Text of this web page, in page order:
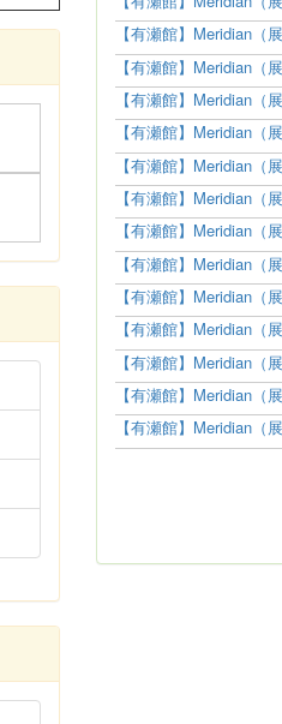
【有瀬館】Meridian（
【有瀬館】Meridian（
【有瀬館】Meridian（
【有瀬館】Meridian（
【有瀬館】Meridian（
【有瀬館】Meridian（
【有瀬館】Meridian（
【有瀬館】Meridian（
【有瀬館】Meridian（
【有瀬館】Meridian（
【有瀬館】Meridian（
【有瀬館】Meridian（
【有瀬館】Meridian（